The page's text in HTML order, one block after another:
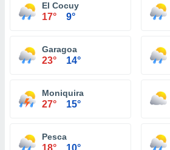
El Cocuy
17° 9°
Garagoa
23° 14°
Moniquira
27° 15°
Pesca
18° 10°